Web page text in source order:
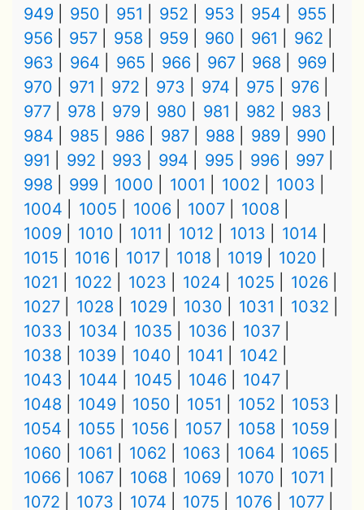
949
950 951 952 953 954
955
956
957 958 959 960 961
962
963
964 965 966 967 968
969
970
971 972 973 974 975
976
977
978 979 980 981 982
983
984
985 986 987 988 989
990
991
992 993 994 995 996
997
998
999 1000 1001 1002
1003
1004
1005 1006 1007
1008
1009
1010 1011 1012 1013
1014
1015
1016 1017 1018 1019
1020
1021
1022 1023 1024 1025
1026
1027
1028 1029 1030 1031
1032
1033
1034 1035 1036
1037
1038
1039 1040 1041
1042
1043
1044 1045 1046
1047
1048
1049 1050 1051 1052
1053
1054
1055 1056 1057 1058
1059
1060
1061 1062 1063 1064
1065
1066
1067 1068 1069 1070
1071
1072
1073 1074 1075 1076 1077